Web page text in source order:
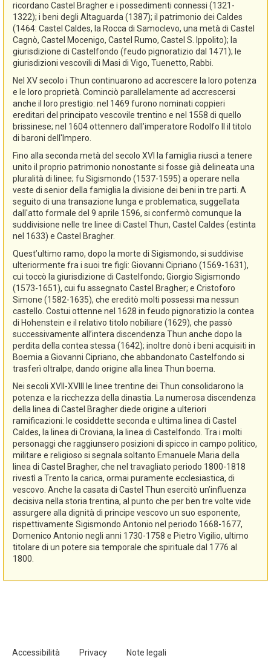
ricordano Castel Bragher e i possedimenti connessi (1321-
1322); i beni degli Altaguarda (1387); il patrimonio dei Caldes
(1464: Castel Caldes, la Rocca di Samoclevo, una metà di Castel
Cagnò, Castel Mocenigo, Castel Rumo, Castel S. Ippolito); la
giurisdizione di Castelfondo (feudo pignoratizio dal 1471); le
giurisdizioni vescovili di Masi di Vigo, Tuenetto, Rabbi.
Nel XV secolo i Thun continuarono ad accrescere la loro potenza
e le loro proprietà. Cominciò parallelamente ad accrescersi
anche il loro prestigio: nel 1469 furono nominati coppieri
ereditari del principato vescovile trentino e nel 1558 di quello
brissinese; nel 1604 ottennero dall’imperatore Rodolfo II il titolo
di baroni dell'Impero.
Fino alla seconda metà del secolo XVI la famiglia riuscì a tenere
unito il proprio patrimonio nonostante si fosse già delineata una
pluralità di linee; fu Sigismondo (1537-1595) a operare nella
veste di senior della famiglia la divisione dei beni in tre parti. A
seguito di una transazione lunga e problematica, suggellata
dall'atto formale del 9 aprile 1596, si confermò comunque la
suddivisione nelle tre linee di Castel Thun, Castel Caldes (estinta
nel 1633) e Castel Bragher.
Quest’ultimo ramo, dopo la morte di Sigismondo, si suddivise
ulteriormente fra i suoi tre figli: Giovanni Cipriano (1569-1631),
cui toccò la giurisdizione di Castelfondo; Giorgio Sigismondo
(1573-1651), cui fu assegnato Castel Bragher; e Cristoforo
Simone (1582-1635), che ereditò molti possessi ma nessun
castello. Costui ottenne nel 1628 in feudo pignoratizio la contea
di Hohenstein e il relativo titolo nobiliare (1629), che passò
successivamente all’intera discendenza Thun anche dopo la
perdita della contea stessa (1642); inoltre donò i beni acquisiti in
Boemia a Giovanni Cipriano, che abbandonato Castelfondo si
trasferì oltralpe, dando origine alla linea Thun boema.
Nei secoli XVII-XVIII le linee trentine dei Thun consolidarono la
potenza e la ricchezza della dinastia. La numerosa discendenza
della linea di Castel Bragher diede origine a ulteriori
ramificazioni: le cosiddette seconda e ultima linea di Castel
Caldes, la linea di Croviana, la linea di Castelfondo. Tra i molti
personaggi che raggiunsero posizioni di spicco in campo politico,
militare e religioso si segnala soltanto Emanuele Maria della
linea di Castel Bragher, che nel travagliato periodo 1800-1818
rivestì a Trento la carica, ormai puramente ecclesiastica, di
vescovo. Anche la casata di Castel Thun esercitò un’influenza
decisiva nella storia trentina, al punto che per ben tre volte vide
assurgere alla dignità di principe vescovo un suo esponente,
rispettivamente Sigismondo Antonio nel periodo 1668-1677,
Domenico Antonio negli anni 1730-1758 e Pietro Vigilio, ultimo
titolare di un potere sia temporale che spirituale dal 1776 al
1800.
Accessibilità Privacy Note legali